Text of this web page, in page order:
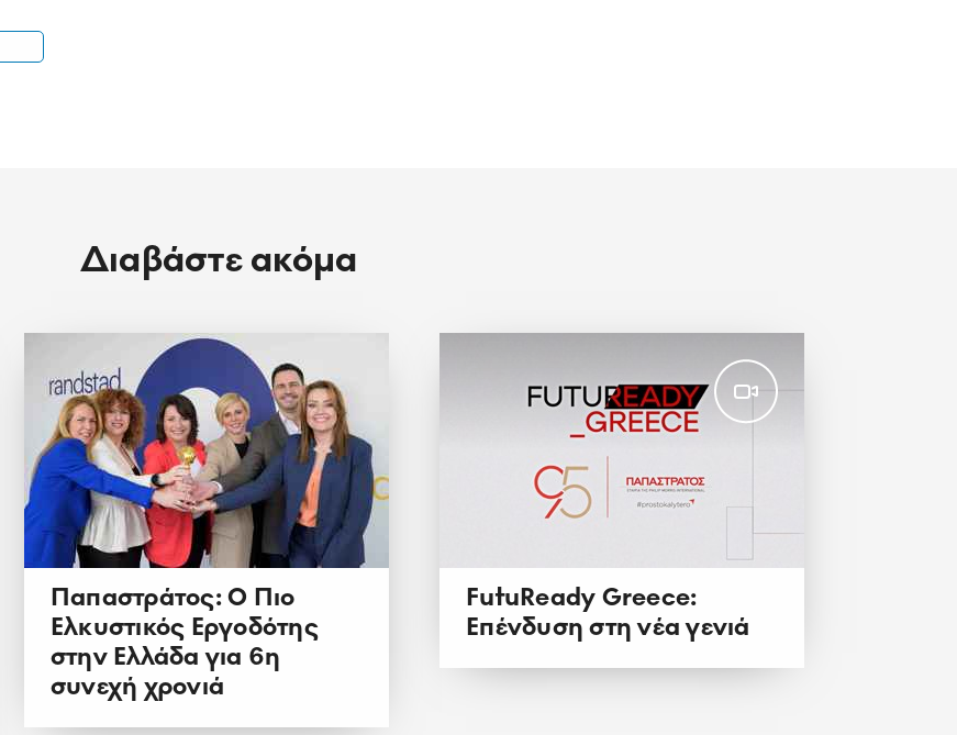
Διαβάστε ακόμα
Παπαστράτος: Ο Πιο
Ελκυστικός Εργοδότης
στην Ελλάδα για 6η
συνεχή χρονιά
FutuReady Greece:
Επένδυση στη νέα γενιά